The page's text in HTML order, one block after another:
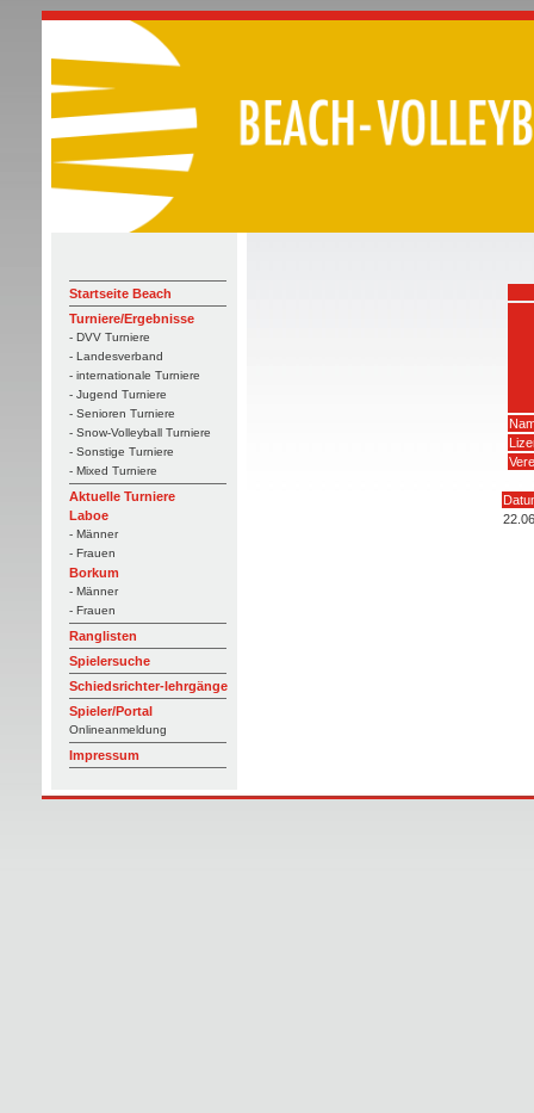
Startseite Beach
Turniere/Ergebnisse
- DVV Turniere
- Landesverband
- internationale Turniere
- Jugend Turniere
- Senioren Turniere
- Snow-Volleyball Turniere
- Sonstige Turniere
- Mixed Turniere
Aktuelle Turniere
Laboe
- Männer
- Frauen
Borkum
- Männer
- Frauen
Ranglisten
Spielersuche
Schiedsrichter-lehrgänge
Spieler/Portal
Onlineanmeldung
Impressum